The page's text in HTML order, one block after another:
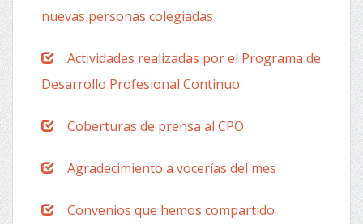
nuevas personas colegiadas
Actividades realizadas por el Programa de
Desarrollo Profesional Continuo
Coberturas de prensa al CPO
Agradecimiento a vocerías del mes
Convenios que hemos compartido